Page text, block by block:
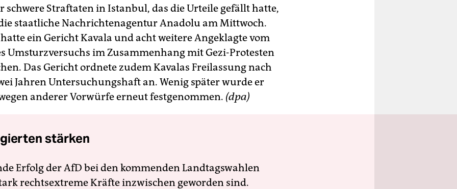
schwere Straftaten in Istanbul, das die Urteile gefällt hatte,
staatliche Nachrichtenagentur Anadolu am Mittwoch.
ein Gericht Kavala und acht weitere Angeklagte vom
Umsturzversuchs im Zusammenhang mit Gezi-Protesten
Das Gericht ordnete zudem Kavalas Freilassung nach
Jahren Untersuchungshaft an. Wenig später wurde er
anderer Vorwürfe erneut festgenommen. (dpa)
stärken
Erfolg der AfD bei den kommenden Landtagswahlen
rechtsextreme Kräfte inzwischen geworden sind.